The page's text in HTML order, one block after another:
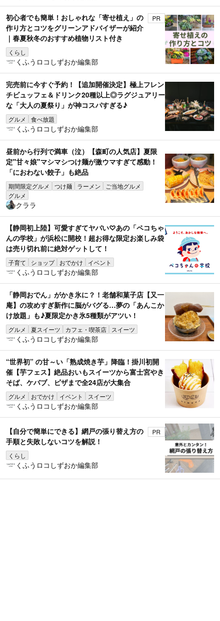
初心者でも簡単！おしゃれな「寄せ植え」の
作り方とコツをグリーンアドバイザーが紹介
｜春夏秋冬のおすすめ植物リスト付き
くらし
PR
くふうロコしずおか編集部
完売前に今すぐ予約！【追加開催決定】極上フレン
チビュッフェ＆ドリンク20種以上◎ラグジュアリー
な「大人の夏祭り」が神コスパすぎる♪
グルメ 食べ放題
くふうロコしずおか編集部
昼前から行列で満車（泣）【森町の人気店】夏限
定"甘々娘"マシマシつけ麺が激ウマすぎて感動！
「におわない餃子」も絶品
期間限定グルメ つけ麺 ラーメン
ご当地グルメ
グルメ
クララ
【静岡初上陸】可愛すぎてヤバい♡あの「ペコちゃ
んの学校」が浜松に開校！超お得な限定お楽しみ袋
は売り切れ前に絶対ゲットして！
子育て ショップ おでかけ イベント
くふうロコしずおか編集部
「静岡おでん」がかき氷に？！老舗和菓子店【又一
庵】の攻めすぎ新作に脳がバグる…夢の「あんこか
け放題」も♪夏限定かき氷5種類がアツい！
グルメ 夏スイーツ カフェ・喫茶店 スイーツ
くふうロコしずおか編集部
“世界初” の甘～い「熟成焼き芋」降臨！掛川初開
催【芋フェス】絶品おいもスイーツから富士宮やき
そば、ケバブ、ピザまで全24店が大集合
グルメ おでかけ イベント スイーツ
くふうロコしずおか編集部
【自分で簡単にできる】網戸の張り替え方の
手順と失敗しないコツを解説！
くらし
PR
くふうロコしずおか編集部